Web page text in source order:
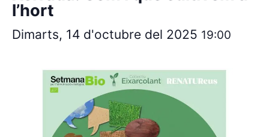
l’hort
Dimarts, 14 d'octubre del 2025 19:00